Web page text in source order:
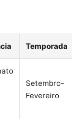
Temporada
Setembro-
Fevereiro